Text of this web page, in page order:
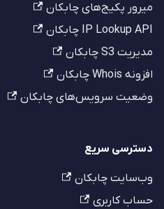
میرور پکیج‌های چابکان
IP Lookup API چابکان
مدیریت S3 چابکان
افزونه Whois چابکان
وضعیت سرویس‌های چابکان
دسترسی سریع
وب‌سایت چابکان
حساب کاربری